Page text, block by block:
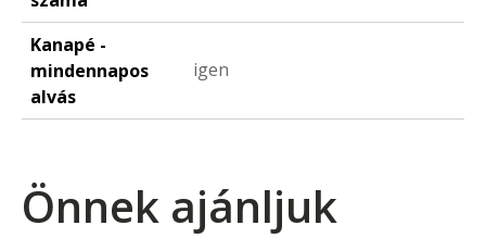
Kanapé -
mindennapos
alvás
igen
Önnek ajánljuk